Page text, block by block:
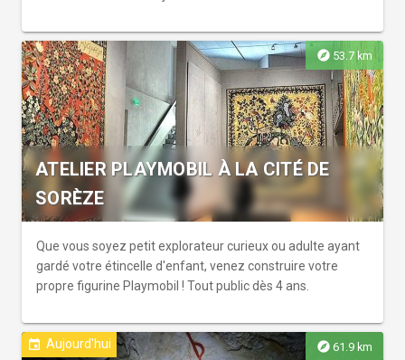
explore 53.7 km
ATELIER PLAYMOBIL À LA CITÉ DE
SORÈZE
Que vous soyez petit explorateur curieux ou adulte ayant
gardé votre étincelle d'enfant, venez construire votre
propre figurine Playmobil ! Tout public dès 4 ans.
explore 61.9 km
event Aujourd'hui